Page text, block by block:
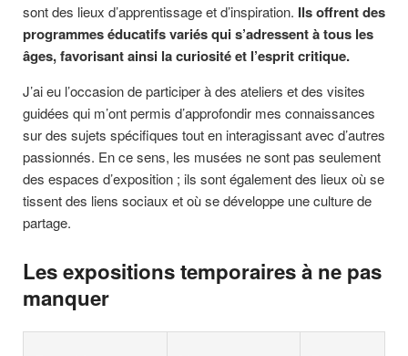
sont des lieux d’apprentissage et d’inspiration. Ils offrent des
programmes éducatifs variés qui s’adressent à tous les
âges, favorisant ainsi la curiosité et l’esprit critique.
J’ai eu l’occasion de participer à des ateliers et des visites
guidées qui m’ont permis d’approfondir mes connaissances
sur des sujets spécifiques tout en interagissant avec d’autres
passionnés. En ce sens, les musées ne sont pas seulement
des espaces d’exposition ; ils sont également des lieux où se
tissent des liens sociaux et où se développe une culture de
partage.
Les expositions temporaires à ne pas
manquer